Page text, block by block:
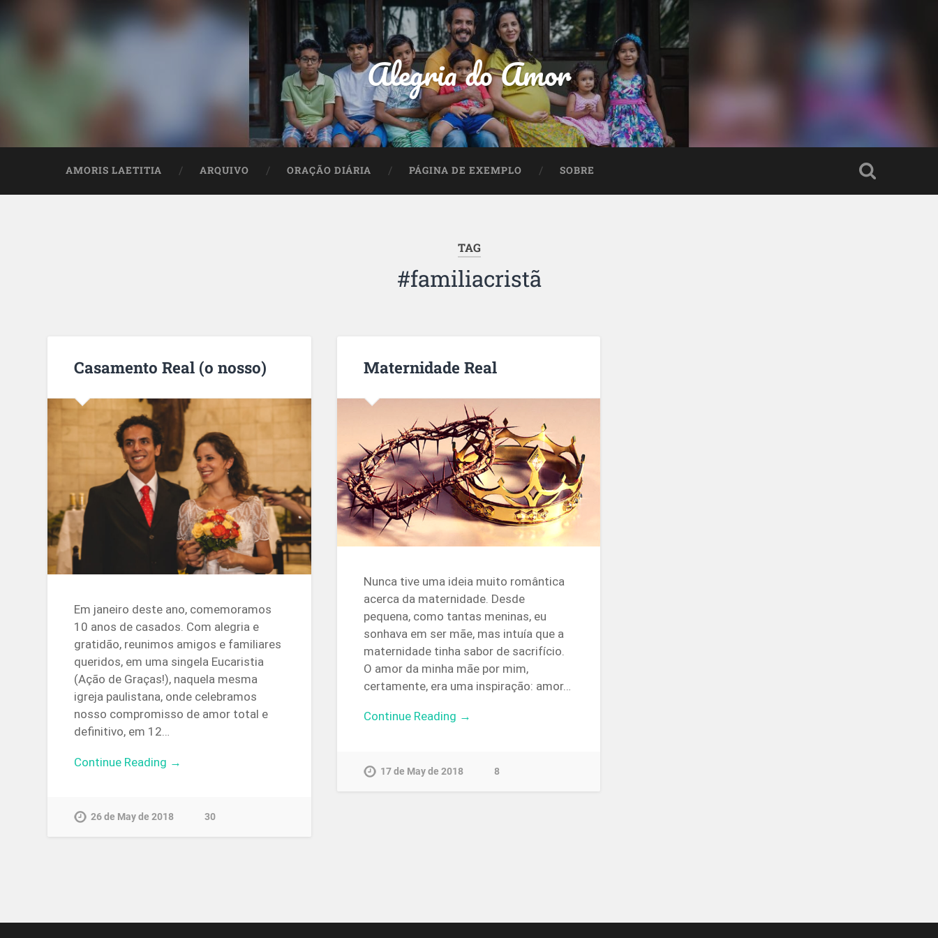
Alegria do Amor
AMORIS LAETITIA ARQUIVO ORAÇÃO DIÁRIA PÁGINA DE EXEMPLO SOBRE
TAG
#familiacristã
Casamento Real (o nosso)
Em janeiro deste ano, comemoramos
10 anos de casados. Com alegria e
gratidão, reunimos amigos e familiares
queridos, em uma singela Eucaristia
(Ação de Graças!), naquela mesma
igreja paulistana, onde celebramos
nosso compromisso de amor total e
definitivo, em 12…
Continue Reading →
26 de May de 2018 30
Maternidade Real
Nunca tive uma ideia muito romântica
acerca da maternidade. Desde
pequena, como tantas meninas, eu
sonhava em ser mãe, mas intuía que a
maternidade tinha sabor de sacrifício.
O amor da minha mãe por mim,
certamente, era uma inspiração: amor…
Continue Reading →
17 de May de 2018 8